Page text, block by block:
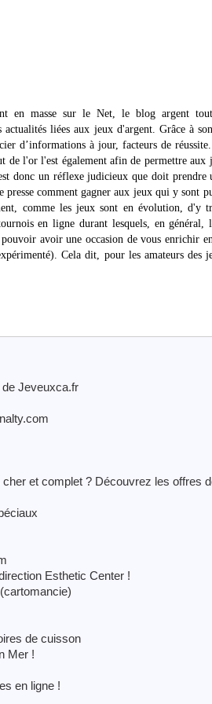
en masse sur le Net, le blog argent tout-
liées aux jeux d'argent. Grâce à
d’informations à jour, facteurs de
l'or l'est également afin de permettre aux
donc un réflexe judicieux que doit prendre
comment gagner aux jeux qui y sont
comme les jeux sont en évolution, d'y
en ligne durant lesquels, en
avoir une occasion de vous enrichir
Cela dit, pour les amateurs des
Jeveuxca.fr
et complet ? Découvrez les offres
Esthetic Center !
de cuisson
Mer !
en ligne !